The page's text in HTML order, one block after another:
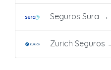
Seguros Sura →
Zurich Seguros